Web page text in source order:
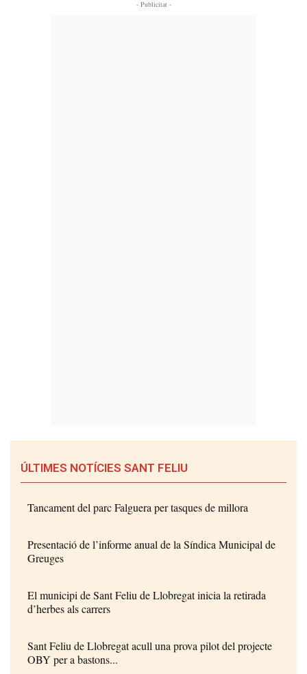
- Publicitat -
ÚLTIMES NOTÍCIES SANT FELIU
Tancament del parc Falguera per tasques de millora
Presentació de l’informe anual de la Síndica Municipal de
Greuges
El municipi de Sant Feliu de Llobregat inicia la retirada
d’herbes als carrers
Sant Feliu de Llobregat acull una prova pilot del projecte
OBY per a bastons...